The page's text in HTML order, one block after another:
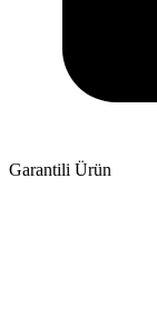
Garantili Ürün